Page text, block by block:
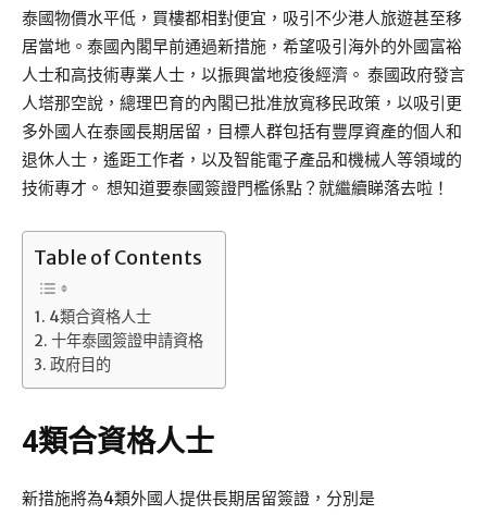
泰國物價水平低，買樓都相對便宜，吸引不少港人旅遊甚至移
居當地。泰國內閣早前通過新措施，希望吸引海外的外國富裕
人士和高技術專業人士，以振興當地疫後經濟。 泰國政府發言
人塔那空說，總理巴育的內閣已批准放寬移民政策，以吸引更
多外國人在泰國長期居留，目標人群包括有豐厚資產的個人和
退休人士，遙距工作者，以及智能電子產品和機械人等領域的
技術專才。 想知道要泰國簽證門檻係點？就繼續睇落去啦！
Table of Contents
4類合資格人士
十年泰國簽證申請資格
政府目的
4類合資格人士
新措施將為4類外國人提供長期居留簽證，分別是